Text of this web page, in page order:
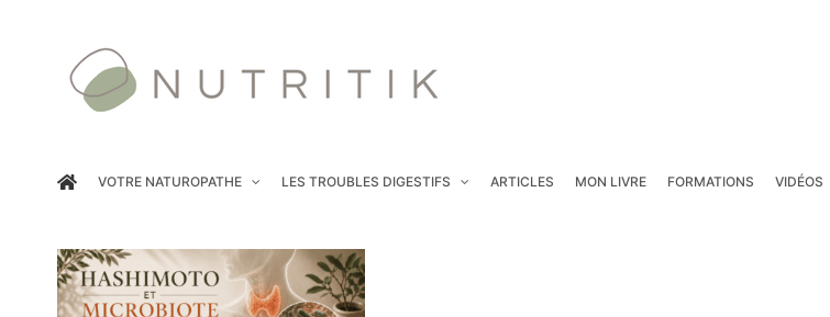
VOTRE NATUROPATHE LES TROUBLES DIGESTIFS ARTICLES MON LIVRE FORMATIONS VIDÉOS